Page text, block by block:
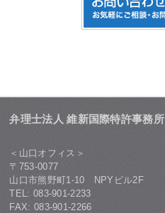
弁理士法人 維新国際特許事務所
＜山口オフィス＞
〒753-0077
山口市熊野町1-10 NPYビル2F
TEL: 083-901-2233
FAX: 083-901-2266